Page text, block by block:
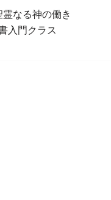
霊なる神の働き
入門クラス